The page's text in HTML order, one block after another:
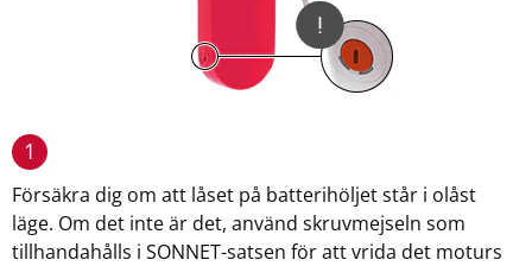
1
Försäkra dig om att låset på batterihöljet står i olåst
läge. Om det inte är det, använd skruvmejseln som
tillhandahålls i SONNET-satsen för att vrida det moturs